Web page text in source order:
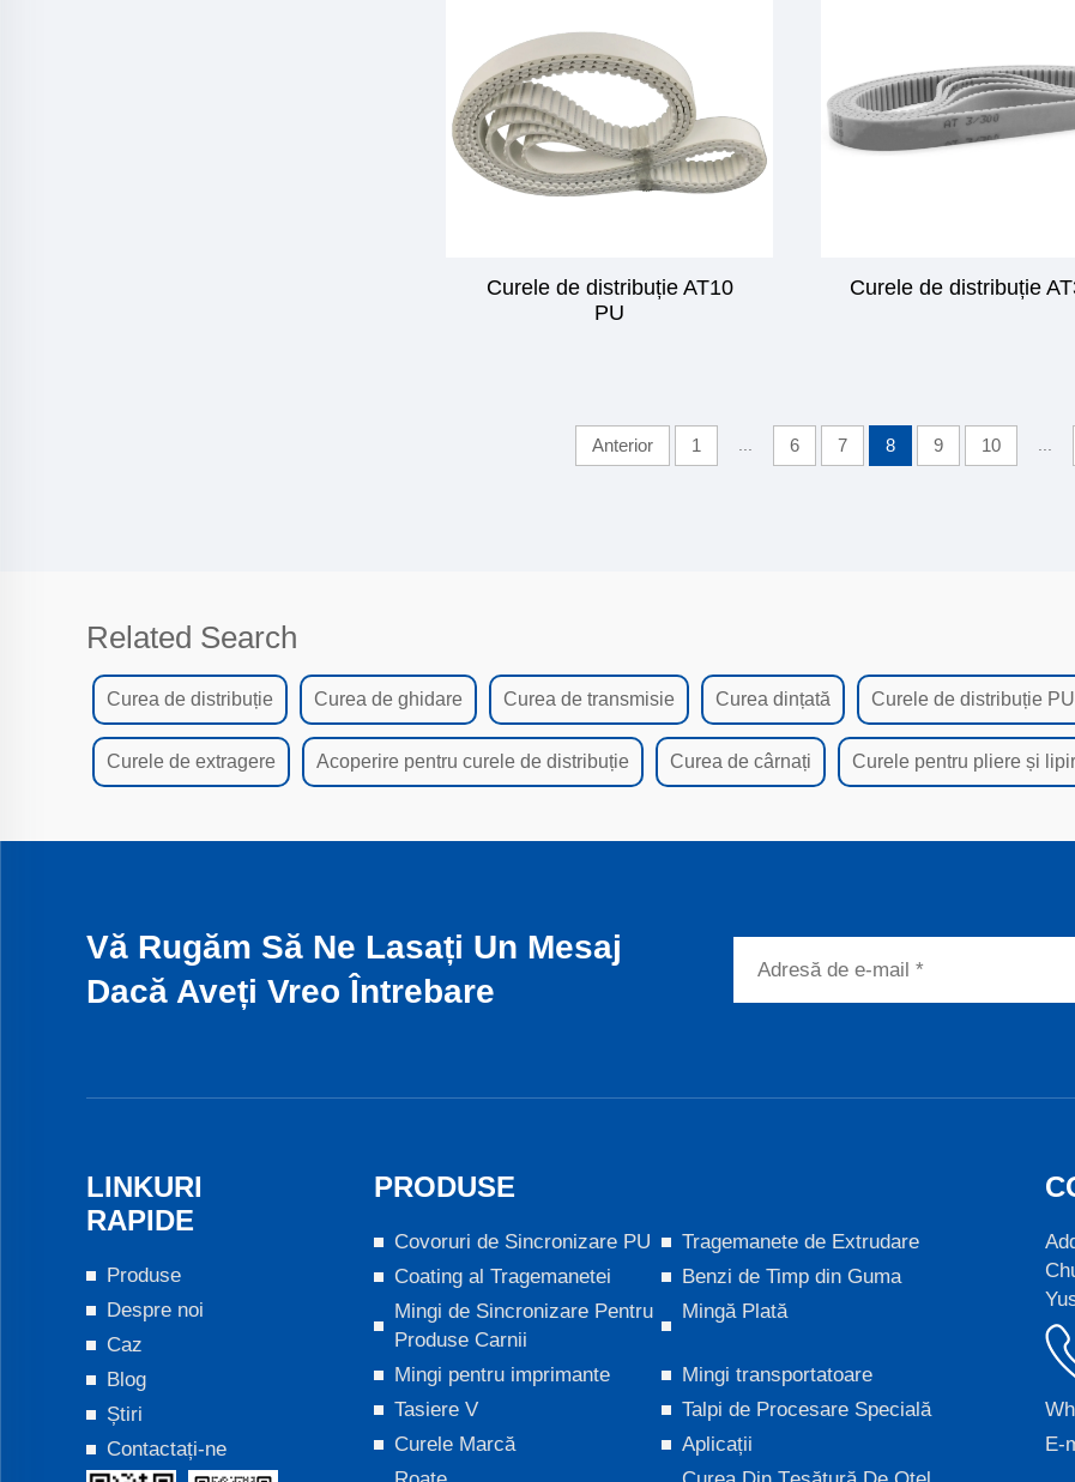
Curele de distribuție AT10
PU
Curele de distribuție
Anterior 1 ... 6 7 8 9 10 ...
Related Search
Curea de distribuție Curea de ghidare Curea de transmisie Curea dințată Curele de distribuție PU
Curele de extragere Acoperire pentru curele de distribuție Curea de cârnați Curele pentru pliere și
Vă Rugăm Să Ne Lasați Un Mesaj
Dacă Aveți Vreo Întrebare
LINKURI
RAPIDE
Produse
Despre noi
Caz
Blog
Știri
Contactați-ne
PRODUSE
Covoruri de Sincronizare PU
Tragemanete de Extrudare
Coating al Tragemanetei
Benzi de Timp din Guma
Mingi de Sincronizare Pentru
Produse Carnii
Mingă Plată
Mingi pentru imprimante
Mingi transportatoare
Tasiere V
Talpi de Procesare Specială
Curele Marcă
Aplicații
E-